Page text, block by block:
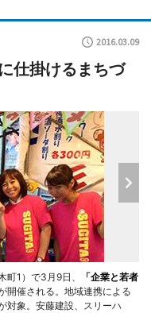
2016.03.09
仕掛けるまちづ
1）で3月9日、
「企業と若者
開催される。地域連携による
対象。安藤建設、スリーハ